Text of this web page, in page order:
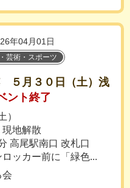
年04月01日
芸術・スポーツ
５月３０日（土）浅
ント終了
）
地解散
高尾駅南口 改札口
ッカー前に「緑色...
会